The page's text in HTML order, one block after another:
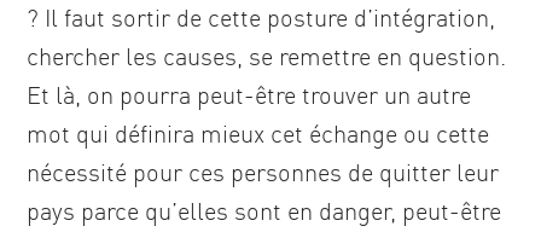
? Il faut sortir de cette posture d’intégration,
chercher les causes, se remettre en question.
Et là, on pourra peut-être trouver un autre
mot qui définira mieux cet échange ou cette
nécessité pour ces personnes de quitter leur
pays parce qu’elles sont en danger, peut-être